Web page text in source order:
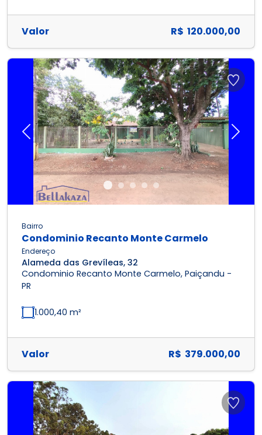
Valor R$ 120.000,00
Previous Next
Bairro
Condominio Recanto Monte Carmelo
Endereço
Alameda das Grevíleas, 32
Condominio Recanto Monte Carmelo, Paiçandu -
PR
1.000,40 m²
Valor R$ 379.000,00